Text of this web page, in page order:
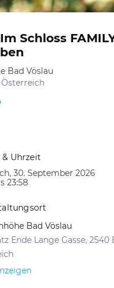
Schloss
Bad Vöslau
Österreich
Uhrzeit
30. September 2026
23:58
Bad Vöslau
Ende Lange Gasse, 2540